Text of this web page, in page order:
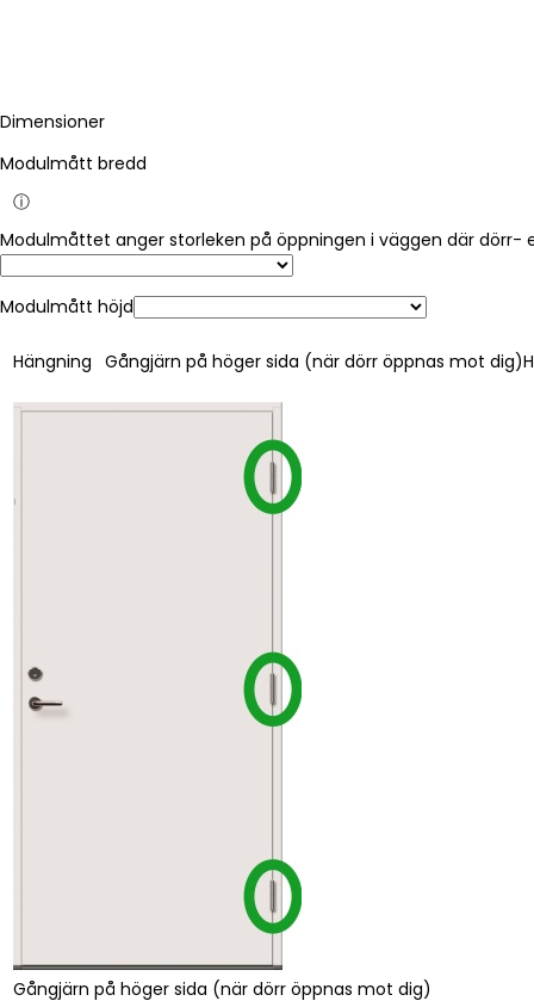
Dimensioner
Modulmått bredd
ⓘ
Modulmått höjd
Hängning Gångjärn på höger sida (när dörr öppnas mot dig)
Gångjärn på höger sida (när dörr öppnas mot dig)